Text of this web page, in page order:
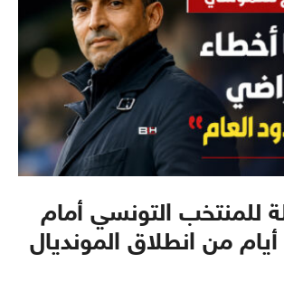
للمنتخب التونسي أمام
من انطلاق المونديال